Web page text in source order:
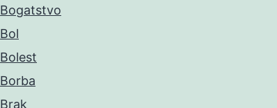
Bogatstvo
Bol
Bolest
Borba
Brak